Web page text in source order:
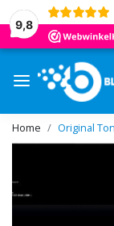
9,8
Home Original